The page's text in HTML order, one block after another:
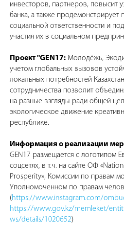
инвесторов, партнеров, повысит
банка, а также продемонстрирует
социальной ответственности и
участия их в социальном
Проект "GEN17: Молодёжь,
учетом глобальных вызовов
локальных потребностей
сотрудничества позволит
на разные взгляды ради общей
экологическое движение
республике.
Информация о реализации
GEN17 размещается с логотипом
соцсетях, в т.ч. на сайте ОФ
Prosperity», Комиссии по правам
Уполномоченном по правам
(https://www.instagram.com/
https://www.gov.kz/memleket/
ws/details/1020652)